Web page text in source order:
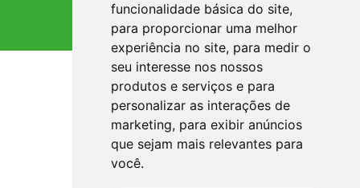
funcionalidade básica do site,
para proporcionar uma melhor
experiência no site, para medir o
seu interesse nos nossos
produtos e serviços e para
personalizar as interações de
marketing, para exibir anúncios
que sejam mais relevantes para
você.